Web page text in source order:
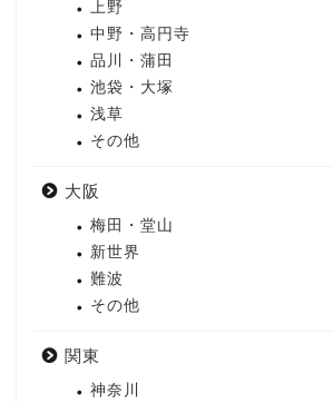
上野
中野・高円寺
品川・蒲田
池袋・大塚
浅草
その他
大阪
梅田・堂山
新世界
難波
その他
関東
神奈川